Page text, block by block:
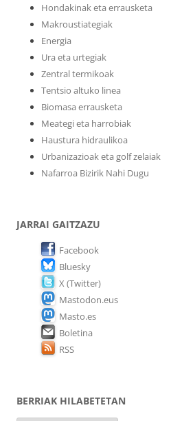
Hondakinak eta errausketa
Makroustiategiak
Energia
Ura eta urtegiak
Zentral termikoak
Tentsio altuko linea
Biomasa errausketa
Meategi eta harrobiak
Haustura hidraulikoa
Urbanizazioak eta golf zelaiak
Nafarroa Bizirik Nahi Dugu
JARRAI GAITZAZU
Facebook
Bluesky
X (Twitter)
Mastodon.eus
Masto.es
Boletina
RSS
BERRIAK HILABETETAN